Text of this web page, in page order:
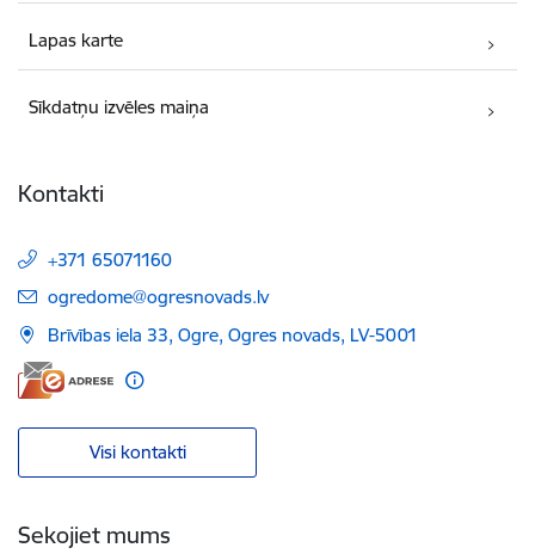
Lapas karte
Sīkdatņu izvēles maiņa
Kontakti
+371 65071160
E-pasts:
ogredome@ogresnovads.lv
Brīvības iela 33, Ogre, Ogres novads, LV-5001
Visi kontakti
Sekojiet mums